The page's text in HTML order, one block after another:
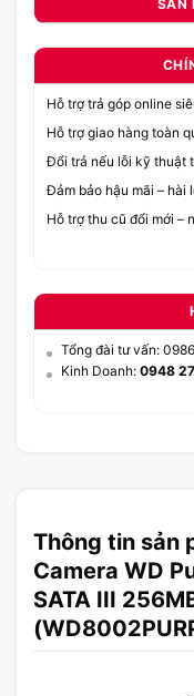
SẢN
Hỗ trợ trả góp online
Hỗ trợ giao hàng toàn
Đổi trả nếu lỗi kỹ thuật
Đảm bảo hậu mãi – hài
Hỗ trợ thu cũ đổi mới –
Tổng đài tư vấn:
Kinh Doanh: 0948
Thông tin sản
Camera WD
SATA III